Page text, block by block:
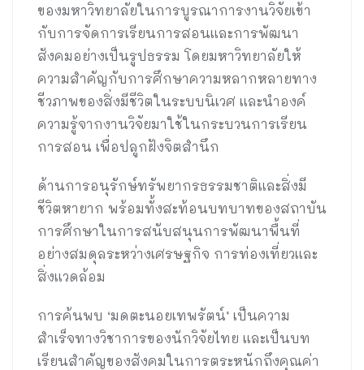
ของมหาวิทยาลัยในการบูรณาการงานวิจัยเข้า
กับการจัดการเรียนการสอนและการพัฒนา
สังคมอย่างเป็นรูปธรรม โดยมหาวิทยาลัยให้
ความสำคัญกับการศึกษาความหลากหลายทาง
ชีวภาพของสิ่งมีชีวิตในระบบนิเวศ และนำองค์
ความรู้จากงานวิจัยมาใช้ในกระบวนการเรียน
การสอน เพื่อปลูกฝังจิตสำนึก
ด้านการอนุรักษ์ทรัพยากรธรรมชาติและสิ่งมี
ชีวิตหายาก พร้อมทั้งสะท้อนบทบาทของสถาบัน
การศึกษาในการสนับสนุนการพัฒนาพื้นที่
อย่างสมดุลระหว่างเศรษฐกิจ การท่องเที่ยวและ
สิ่งแวดล้อม
การค้นพบ ‘มดตะนอยเทพรัตน์’ เป็นความ
สำเร็จทางวิชาการของนักวิจัยไทย และเป็นบท
เรียนสำคัญของสังคมในการตระหนักถึงคุณค่า